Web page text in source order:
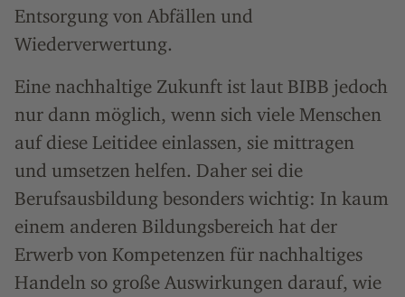
Entsorgung von Abfällen und
Wiederverwertung.
Eine nachhaltige Zukunft ist laut BIBB jedoch
nur dann möglich, wenn sich viele Menschen
auf diese Leitidee einlassen, sie mittragen
und umsetzen helfen. Daher sei die
Berufsausbildung besonders wichtig: In kaum
einem anderen Bildungsbereich hat der
Erwerb von Kompetenzen für nachhaltiges
Handeln so große Auswirkungen darauf, wie